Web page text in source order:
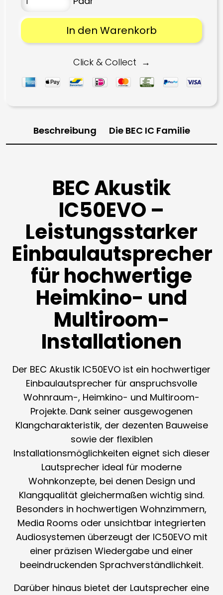
In den Warenkorb
Click & Collect
Beschreibung Die BEC IC Familie
BEC Akustik
IC50EVO –
Leistungsstarker
Einbaulautsprecher
für hochwertige
Heimkino- und
Multiroom-
Installationen
Der BEC Akustik IC50EVO ist ein hochwertiger
Einbaulautsprecher für anspruchsvolle
Wohnraum-, Heimkino- und Multiroom-
Projekte. Dank seiner ausgewogenen
Klangcharakteristik, der dezenten Bauweise
sowie der flexiblen
Installationsmöglichkeiten eignet sich dieser
Lautsprecher ideal für moderne
Wohnkonzepte, bei denen Design und
Klangqualität gleichermaßen wichtig sind.
Besonders in hochwertigen Wohnzimmern,
Media Rooms oder unsichtbar integrierten
Audiosystemen überzeugt der IC50EVO mit
einer präzisen Wiedergabe und einer
beeindruckenden Sprachverständlichkeit.
Darüber hinaus bietet der Lautsprecher eine